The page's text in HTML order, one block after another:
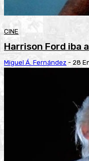
CINE
Harrison Ford iba
Miguel Á. Fernández - 28